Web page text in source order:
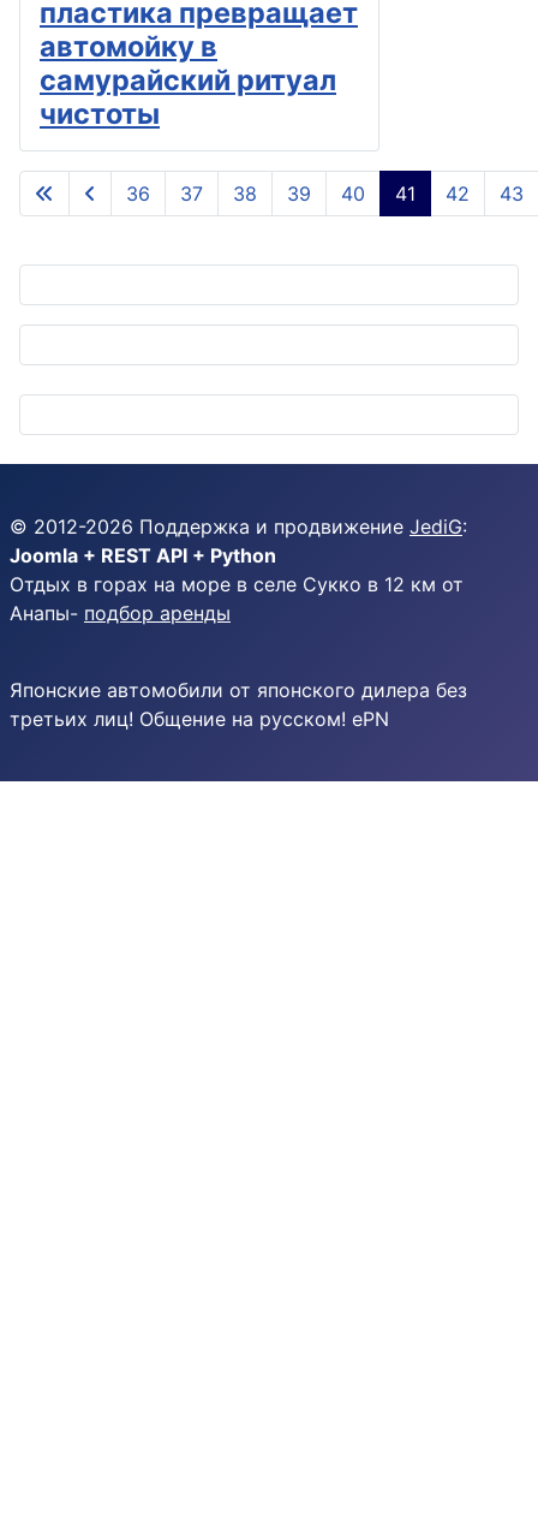
пластика превращает
автомойку в
самурайский ритуал
чистоты
Страница 41 из 45
36 37 38 39 40 41 42 43
© 2012-2026 Поддержка и продвижение JediG:
Joomla + REST API + Python
Отдых в горах на море в селе Сукко в 12 км от
Анапы- подбор аренды
Японские автомобили от японского дилера без
третьих лиц! Общение на русском! ePN